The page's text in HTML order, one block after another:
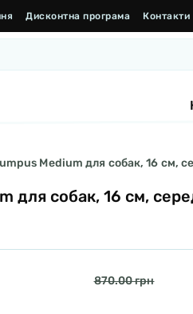
Дисконтна програма Контакти
Medium для собак, 16 см,
для собак, 16 см,
870.00 грн